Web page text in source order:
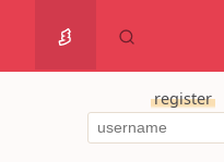
register